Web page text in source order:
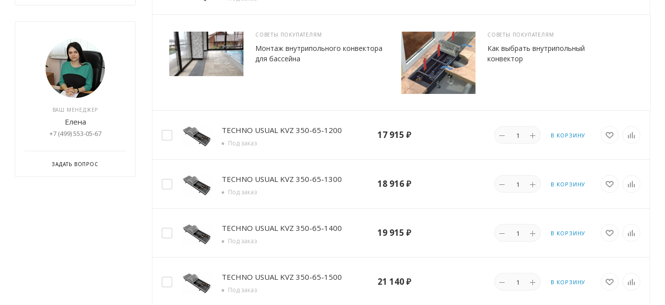
СОВЕТЫ ПОКУПАТЕЛЯМ
Монтаж внутрипольного конвектора
для бассейна
СОВЕТЫ ПОКУПАТЕЛЯМ
Как выбрать внутрипольный
конвектор
TECHNO USUAL KVZ 350-65-1200
Под заказ
17 915 ₽ В КОРЗИНУ
TECHNO USUAL KVZ 350-65-1300
Под заказ
18 916₽ В КОРЗИНУ
TECHNO USUAL KVZ 350-65-1400
Под заказ
19 915 ₽ В КОРЗИНУ
TECHNO USUAL KVZ 350-65-1500
Под заказ
21 140₽ В КОРЗИНУ
ВАШ МЕНЕДЖЕР
Елена
+7 (499) 553-05-67
ЗАДАТЬ ВОПРОС